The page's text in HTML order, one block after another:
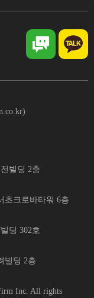
빌딩 2층
초크로바타워 6층
딩 302호
빌딩 2층
Inc. All rights